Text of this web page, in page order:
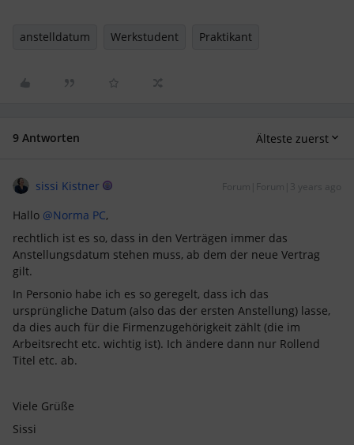
anstelldatum Werkstudent Praktikant
9 Antworten Älteste zuerst
sissi Kistner Forum|Forum|3 years ago
Hallo @Norma PC,
rechtlich ist es so, dass in den Verträgen immer das
Anstellungsdatum stehen muss, ab dem der neue Vertrag
gilt.
In Personio habe ich es so geregelt, dass ich das
ursprüngliche Datum (also das der ersten Anstellung) lasse,
da dies auch für die Firmenzugehörigkeit zählt (die im
Arbeitsrecht etc. wichtig ist). Ich ändere dann nur Rollend
Titel etc. ab.
Viele Grüße
Sissi